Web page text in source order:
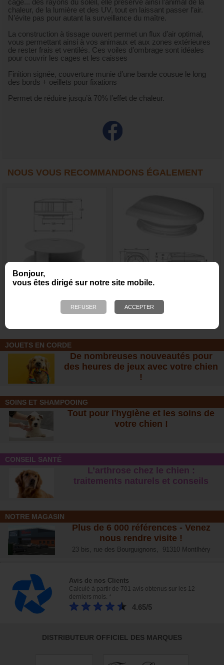
Bonjour,
vous êtes dirigé sur notre site mobile.
cage... des rayons du soleil, elle préserve ainsi l’animal de la
chaleur, de la lumière et des UV, tout en laissant passer l’air.
N’évite pas pour autant la surveillance du maître.
La construction à tissage ouvert permet un flux d’air optimal,
vous permettant ainsi à vos animaux et aux zones extérieures
de rester frais et ventilés. Ces voiles d’ombrage sont idéales
pour couvrir les cages et les caisses
Finition signée, couverture munie d’une bande cousue le long
des bords + oeillets pour fixations
Permet de réduire jusqu’à 70% l’effet de chaleur.
NOUS VOUS RECOMMANDONS ÉGALEMENT
ambulance
JOUETS EN CORDE
De nombreuses nouveautés pour
des heures de jeux avec votre chien
!
SOINS ET SHAMPOOING
Tout pour l'hygiène et les soins de
votre chien !
CONSEIL SANTÉ
L’arthrose chez le chien :
traitements naturels et conseils
NOTRE MAGASIN
Plus de 6 000 références - Venez
nous rendre visite !
23 bis, rue des Bourguignons, 91310 Montlhéry
Avis de nos Clients
Calculé à partir de 701 avis obtenus sur les 12
derniers mois. *
4.65/5
DISTRIBUTEUR OFFICIEL DES MARQUES